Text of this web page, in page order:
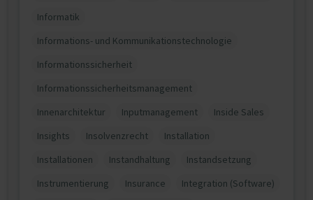
Informatik
Informations- und Kommunikationstechnologie
Informationssicherheit
Informationssicherheitsmanagement
Innenarchitektur
Inputmanagement
Inside Sales
Insights
Insolvenzrecht
Installation
Installationen
Instandhaltung
Instandsetzung
Instrumentierung
Insurance
Integration (Software)